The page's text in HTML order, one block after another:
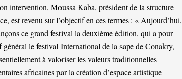
intervention, Moussa Kaba, président de la structure
est revenu sur l’objectif en ces termes : « Aujourd’hui,
ce grand festival la deuxième édition, qui a pour
général le festival International de la sape de Conakry,
à valoriser les valeurs traditionnelles
africaines par la création d’espace artistique